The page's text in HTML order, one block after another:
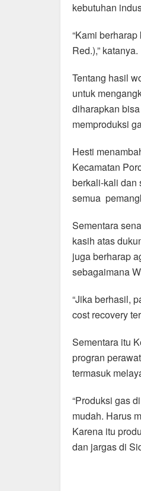
kebutuhan
“Kami
Red.),” katanya.
Tentang hasil
untuk
diharapkan
memproduksi
Hesti
Kecamatan
berkali-kali dan
semua
Sementara
kasih atas
juga berharap
sebagaimana
“Jika berhasil,
cost recovery
Sementara itu
progran
termasuk
“Produksi gas
mudah. Harus
Karena itu
dan jargas di